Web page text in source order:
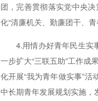
团，完善贯彻落实党中央
化“清廉机关、勤廉团干、
4.用情办好青年民生实事
一步扩大“三联五助”工作成
化开展“我为青年做实事”
中长期青年发展规划实施